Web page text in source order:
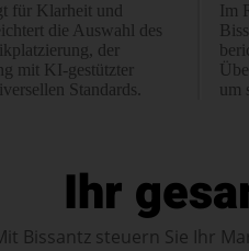
für Klarheit und
die Auswahl des
der
mit KI-gestützter
Standards.
Im
um
Ihr
Bissantz steuern Sie Ihr